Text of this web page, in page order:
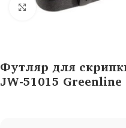
Нажмите, чтобы
Футляр для
JW-51015 Greenline